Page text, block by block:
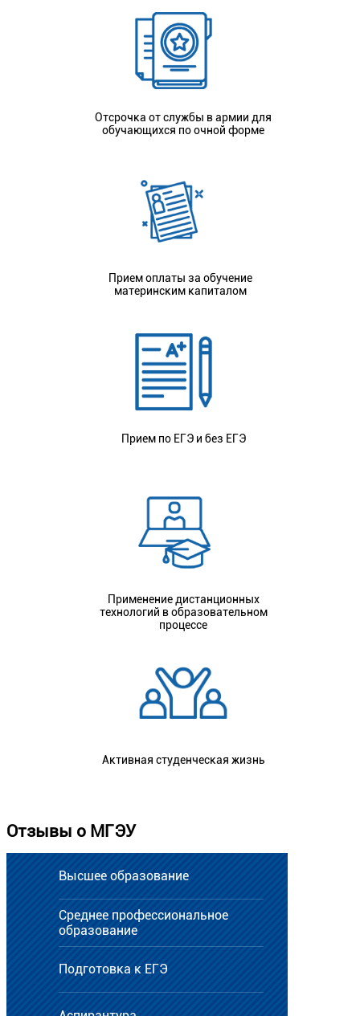
Отсрочка от службы в армии для
обучающихся по очной форме
Прием оплаты за обучение
материнским капиталом
Прием по ЕГЭ и без ЕГЭ
Применение дистанционных
технологий в образовательном
процессе
Активная студенческая жизнь
Отзывы о МГЭУ
Высшее образование
Среднее профессиональное
образование
Подготовка к ЕГЭ